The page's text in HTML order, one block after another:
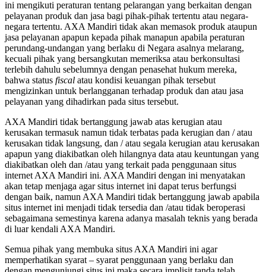
ini mengikuti peraturan tentang pelarangan yang berkaitan dengan
pelayanan produk dan jasa bagi pihak-pihak tertentu atau negara-
negara tertentu. AXA Mandiri tidak akan memasok produk ataupun
jasa pelayanan apapun kepada pihak manapun apabila peraturan
perundang-undangan yang berlaku di Negara asalnya melarang,
kecuali pihak yang bersangkutan memeriksa atau berkonsultasi
terlebih dahulu sebelumnya dengan penasehat hukum mereka,
bahwa status fiscal atau kondisi keuangan pihak tersebut
mengizinkan untuk berlangganan terhadap produk dan atau jasa
pelayanan yang dihadirkan pada situs tersebut.
AXA Mandiri tidak bertanggung jawab atas kerugian atau
kerusakan termasuk namun tidak terbatas pada kerugian dan / atau
kerusakan tidak langsung, dan / atau segala kerugian atau kerusakan
apapun yang diakibatkan oleh hilangnya data atau keuntungan yang
diakibatkan oleh dan /atau yang terkait pada penggunaan situs
internet AXA Mandiri ini. AXA Mandiri dengan ini menyatakan
akan tetap menjaga agar situs internet ini dapat terus berfungsi
dengan baik, namun AXA Mandiri tidak bertanggung jawab apabila
situs internet ini menjadi tidak tersedia dan /atau tidak beroperasi
sebagaimana semestinya karena adanya masalah teknis yang berada
di luar kendali AXA Mandiri.
Semua pihak yang membuka situs AXA Mandiri ini agar
memperhatikan syarat – syarat penggunaan yang berlaku dan